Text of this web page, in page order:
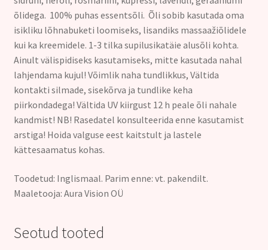
õlidega. 100% puhas essentsõli. Õli sobib kasutada oma
isikliku lõhnabuketi loomiseks, lisandiks massaažiõlidele
kui ka kreemidele. 1-3 tilka supilusikatäie alusõli kohta.
Ainult välispidiseks kasutamiseks, mitte kasutada nahal
lahjendama kujul! Võimlik naha tundlikkus, Vältida
kontakti silmade, sisekõrva ja tundlike keha
piirkondadega! Vältida UV kiirgust 12 h peale õli nahale
kandmist! NB! Rasedatel konsulteerida enne kasutamist
arstiga! Hoida valguse eest kaitstult ja lastele
kättesaamatus kohas.
Toodetud: Inglismaal. Parim enne: vt. pakendilt.
Maaletooja: Aura Vision OÜ
Seotud tooted